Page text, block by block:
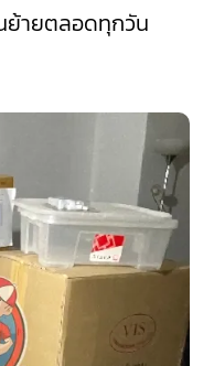
ย้ายตลอดทุกวัน